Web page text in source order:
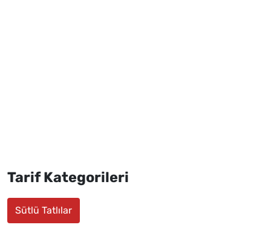
Tarif Kategorileri
Sütlü Tatlılar